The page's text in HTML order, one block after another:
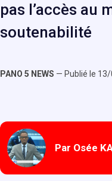
pas l’accès au
soutenabilité
PANO 5 NEWS — Publié le
Par Osée